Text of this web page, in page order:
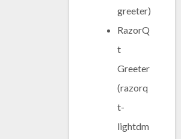
greeter)
RazorQ
t
Greeter
(razorq
t-
lightdm